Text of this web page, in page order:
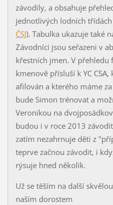
závodily, a obsahuje
jednotlivých lodních
ČSJ). Tabulka ukazuje také
Závodníci jsou seřazeni v
křestních jmen. V přehledu
kmenově přísluší k YC
afilován a kterého máme
bude Simon trénovat a
Veronikou na
budou i v roce 2013
zatím nezahrnuje děti z
teprve začnou závodit, i
rýsuje hned několik.
Už se těším na další
naším dorostem